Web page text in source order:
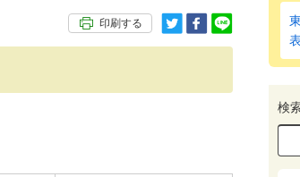
印刷する
検